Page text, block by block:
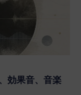
効果音、音楽